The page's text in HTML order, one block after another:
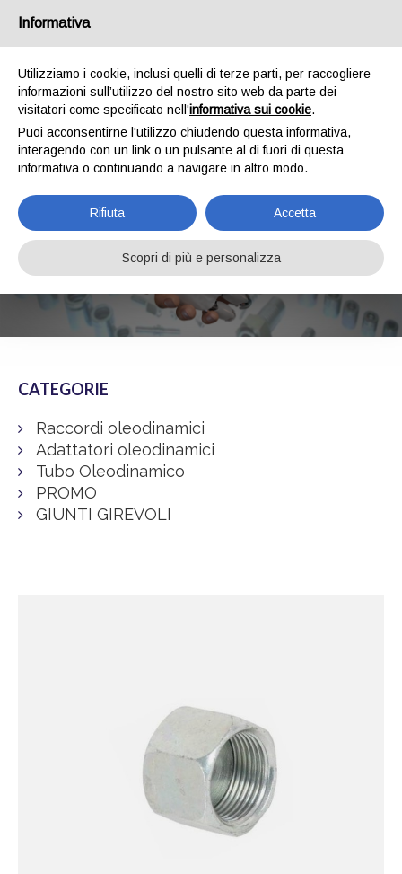
BG COMPONENTS
CATEGORIE
Raccordi oleodinamici
Adattatori oleodinamici
Tubo Oleodinamico
PROMO
GIUNTI GIREVOLI
Informativa
Utilizziamo i cookie, inclusi quelli di terze parti, per raccogliere
informazioni sull’utilizzo del nostro sito web da parte dei
visitatori come specificato nell'informativa sui cookie.
Puoi acconsentirne l'utilizzo chiudendo questa informativa,
interagendo con un link o un pulsante al di fuori di questa
informativa o continuando a navigare in altro modo.
Rifiuta Accetta
Scopri di più e personalizza